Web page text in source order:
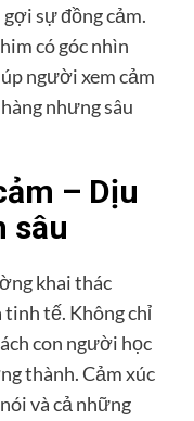
sự đồng cảm.
có góc nhìn
người xem cảm
nhưng sâu
– Dịu
sâu
khai thác
tế. Không chỉ
con người học
thành. Cảm xúc
và cả những